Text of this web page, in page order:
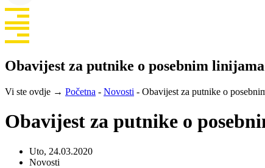
Obavijest za putnike o posebnim linijama
Vi ste ovdje → Početna - Novosti - Obavijest za putnike o
Obavijest za putnike o
Uto, 24.03.2020
Novosti